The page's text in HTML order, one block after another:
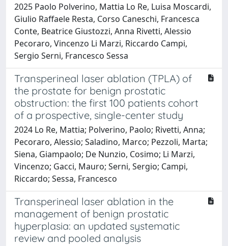
2025 Paolo Polverino, Mattia Lo Re, Luisa Moscardi,
Giulio Raffaele Resta, Corso Caneschi, Francesca
Conte, Beatrice Giustozzi, Anna Rivetti, Alessio
Pecoraro, Vincenzo Li Marzi, Riccardo Campi,
Sergio Serni, Francesco Sessa
Transperineal laser ablation (TPLA) of
the prostate for benign prostatic
obstruction: the first 100 patients cohort
of a prospective, single-center study
2024 Lo Re, Mattia; Polverino, Paolo; Rivetti, Anna;
Pecoraro, Alessio; Saladino, Marco; Pezzoli, Marta;
Siena, Giampaolo; De Nunzio, Cosimo; Li Marzi,
Vincenzo; Gacci, Mauro; Serni, Sergio; Campi,
Riccardo; Sessa, Francesco
Transperineal laser ablation in the
management of benign prostatic
hyperplasia: an updated systematic
review and pooled analysis